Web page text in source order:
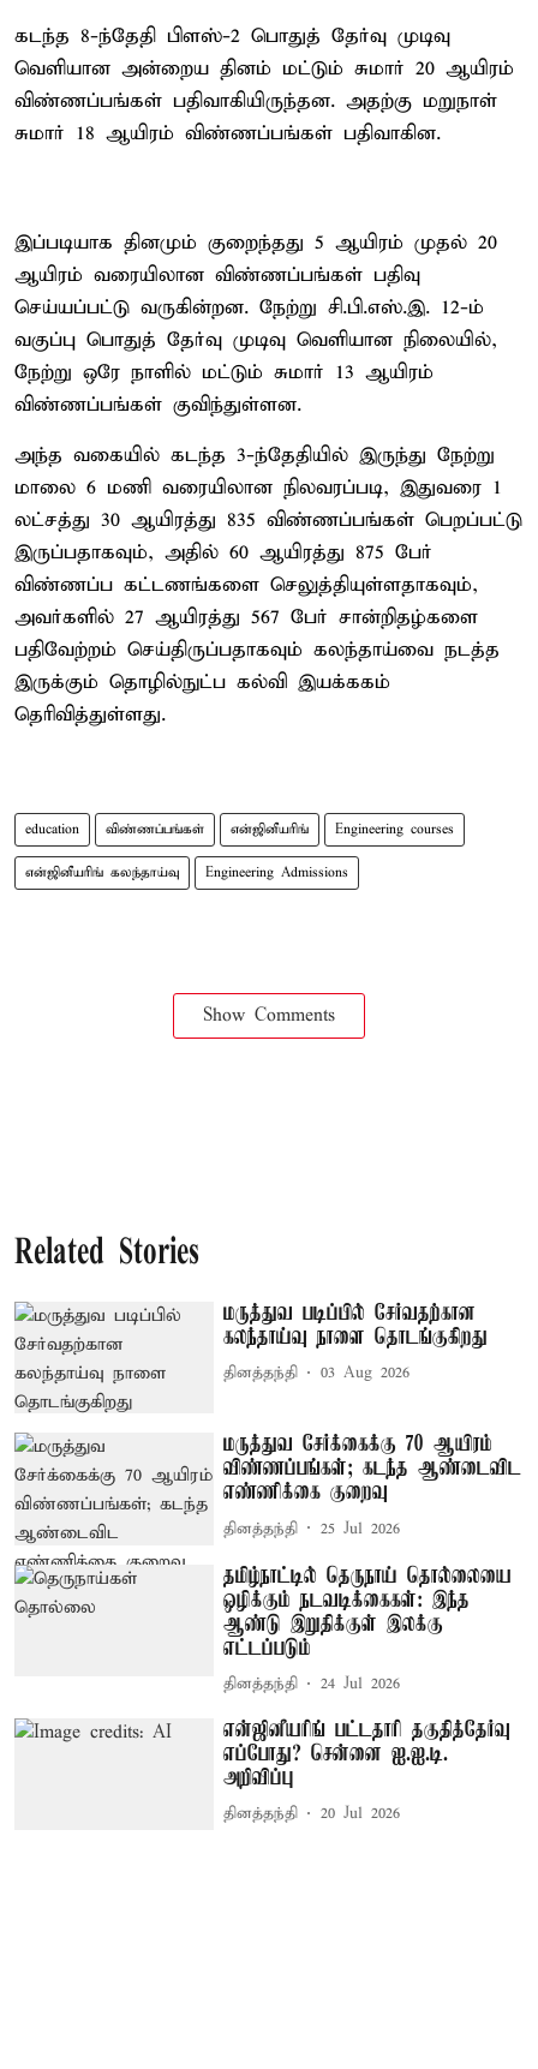
கடந்த 8-ந்தேதி பிளஸ்-2 பொதுத் தேர்வு முடிவு
வெளியான அன்றைய தினம் மட்டும் சுமார் 20 ஆயிரம்
விண்ணப்பங்கள் பதிவாகியிருந்தன. அதற்கு மறுநாள்
சுமார் 18 ஆயிரம் விண்ணப்பங்கள் பதிவாகின.
இப்படியாக தினமும் குறைந்தது 5 ஆயிரம் முதல் 20
ஆயிரம் வரையிலான விண்ணப்பங்கள் பதிவு
செய்யப்பட்டு வருகின்றன. நேற்று சி.பி.எஸ்.இ. 12-ம்
வகுப்பு பொதுத் தேர்வு முடிவு வெளியான நிலையில்,
நேற்று ஒரே நாளில் மட்டும் சுமார் 13 ஆயிரம்
விண்ணப்பங்கள் குவிந்துள்ளன.
அந்த வகையில் கடந்த 3-ந்தேதியில் இருந்து நேற்று
மாலை 6 மணி வரையிலான நிலவரப்படி, இதுவரை 1
லட்சத்து 30 ஆயிரத்து 835 விண்ணப்பங்கள் பெறப்பட்டு
இருப்பதாகவும், அதில் 60 ஆயிரத்து 875 பேர்
விண்ணப்ப கட்டணங்களை செலுத்தியுள்ளதாகவும்,
அவர்களில் 27 ஆயிரத்து 567 பேர் சான்றிதழ்களை
பதிவேற்றம் செய்திருப்பதாகவும் கலந்தாய்வை நடத்த
இருக்கும் தொழில்நுட்ப கல்வி இயக்ககம்
தெரிவித்துள்ளது.
education விண்ணப்பங்கள் என்ஜினீயரிங் Engineering courses
என்ஜினீயரிங் கலந்தாய்வு Engineering Admissions
Show Comments
Related Stories
மருத்துவ படிப்பில் சேர்வதற்கான
கலந்தாய்வு நாளை தொடங்குகிறது
தினத்தந்தி 03 Aug 2026
மருத்துவ சேர்க்கைக்கு 70 ஆயிரம்
விண்ணப்பங்கள்; கடந்த ஆண்டைவிட
எண்ணிக்கை குறைவு
தினத்தந்தி 25 Jul 2026
தமிழ்நாட்டில் தெருநாய் தொல்லையை
ஒழிக்கும் நடவடிக்கைகள்: இந்த
ஆண்டு இறுதிக்குள் இலக்கு
எட்டப்படும்
தினத்தந்தி 24 Jul 2026
என்ஜினீயரிங் பட்டதாரி தகுதித்தேர்வு
எப்போது? சென்னை ஐ.ஐ.டி.
அறிவிப்பு
தினத்தந்தி 20 Jul 2026